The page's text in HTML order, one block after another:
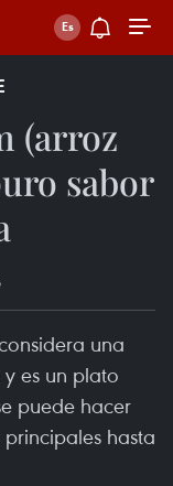
(arroz
sabor
una
es un plato
puede hacer
hasta